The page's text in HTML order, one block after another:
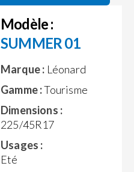
Modèle :
SUMMER 01
Marque : Léonard
Gamme :Tourisme
Dimensions :
225/45R17
Usages :
Eté